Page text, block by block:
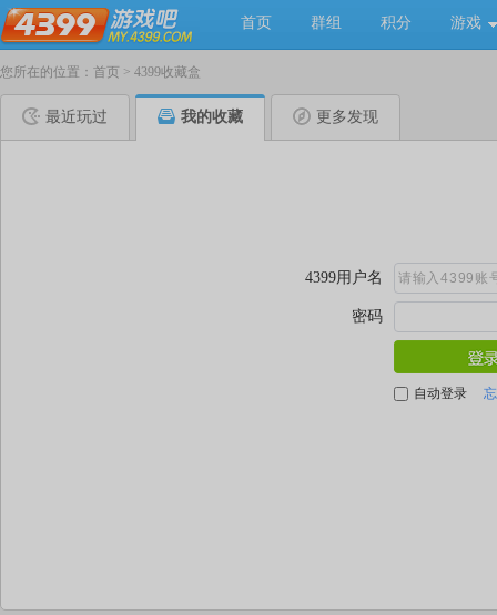
首页 群组 积分 游戏
您所在的位置： 首页 > 4399收藏盒
最近玩过 我的收藏 更多发现